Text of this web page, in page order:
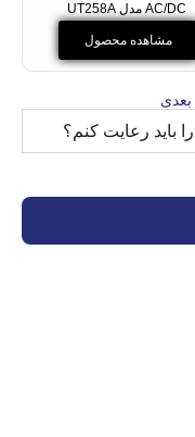
مشاهده محصول
بعدی
باید رعایت کنم؟